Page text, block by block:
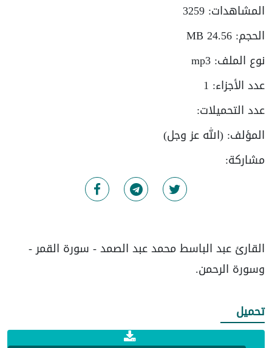
المشاهدات: 3259
الحجم: 24.56 MB
نوع الملف: mp3
عدد الأجزاء: 1
عدد التحميلات:
المؤلف: (الله عز وجل)
مشاركة:
القارئ عبد الباسط محمد عبد الصمد - سورة القمر -
وسورة الرحمن.
تحميل